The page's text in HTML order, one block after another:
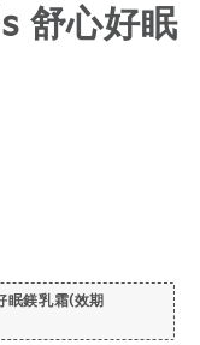
舒心好眠
鎂乳霜(效期